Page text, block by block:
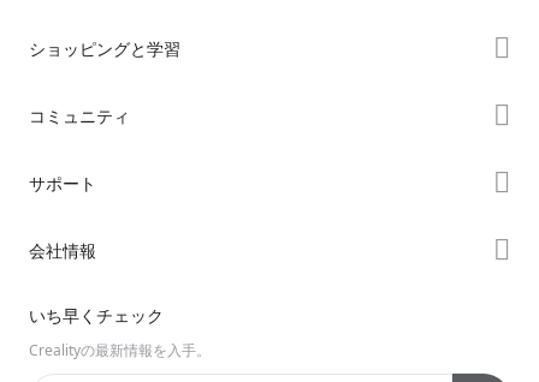
ショッピングと学習
K2シリーズ
コミュニティ
Discord
サポート
ヘルプ
ビデオ
会社情報
お問い合わせ
いち早くチェック
Crealityの最新情報を入手。